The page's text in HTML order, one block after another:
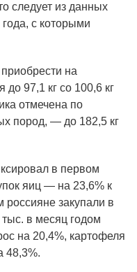
следует из данных
с которыми
на
97,1 кг со 100,6 кг
отмечена по
пород, — до 182,5 кг
в первом
яиц — на 23,6% к
закупали в
в месяц годом
на 20,4%, картофеля
48,3%.